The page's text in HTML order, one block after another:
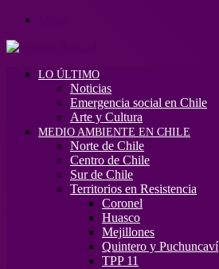
LO ÚLTIMO
Noticias
Emergencia social en Chile
Arte y Cultura
MEDIO AMBIENTE EN CHILE
Norte de Chile
Centro de Chile
Sur de Chile
Territorios en Resistencia
Coronel
Huasco
Mejillones
Quintero y Puchuncaví
TPP 11